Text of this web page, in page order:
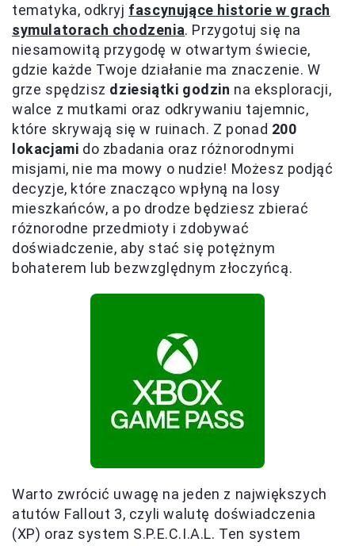
tematyka, odkryj fascynujące historie w grach
symulatorach chodzenia. Przygotuj się na
niesamowitą przygodę w otwartym świecie,
gdzie każde Twoje działanie ma znaczenie. W
grze spędzisz dziesiątki godzin na eksploracji,
walce z mutkami oraz odkrywaniu tajemnic,
które skrywają się w ruinach. Z ponad 200
lokacjami do zbadania oraz różnorodnymi
misjami, nie ma mowy o nudzie! Możesz podjąć
decyzje, które znacząco wpłyną na losy
mieszkańców, a po drodze będziesz zbierać
różnorodne przedmioty i zdobywać
doświadczenie, aby stać się potężnym
bohaterem lub bezwzględnym złoczyńcą.
Warto zwrócić uwagę na jeden z największych
atutów Fallout 3, czyli walutę doświadczenia
(XP) oraz system S.P.E.C.I.A.L. Ten system